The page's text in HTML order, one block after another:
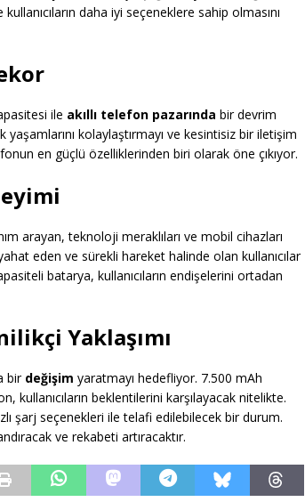
daha iyi seçeneklere sahip olmasını
ile akıllı telefon pazarında bir devrim
yaşamlarını kolaylaştırmayı ve kesintisiz bir iletişim
en güçlü özelliklerinden biri olarak öne çıkıyor.
arayan, teknoloji meraklıları ve mobil cihazları
eden ve sürekli hareket halinde olan kullanıcılar
batarya, kullanıcıların endişelerini ortadan
Yaklaşımı
bir değişim yaratmayı hedefliyor. 7.500 mAh
kullanıcıların beklentilerini karşılayacak nitelikte.
şarj seçenekleri ile telafi edilebilecek bir durum.
ve rekabeti artıracaktır.